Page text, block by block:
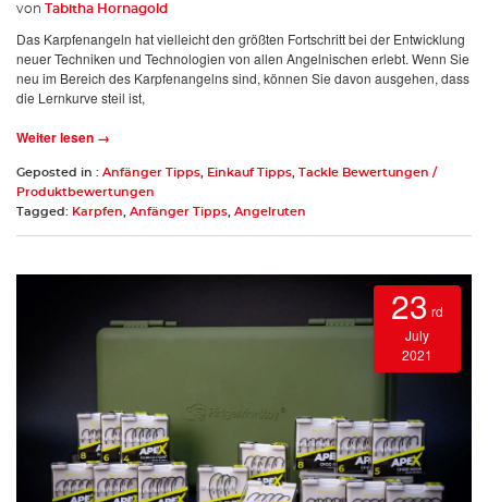
von Tabitha Hornagold
Das Karpfenangeln hat vielleicht den größten Fortschritt bei der Entwicklung
neuer Techniken und Technologien von allen Angelnischen erlebt. Wenn Sie
neu im Bereich des Karpfenangelns sind, können Sie davon ausgehen, dass
die Lernkurve steil ist,
Weiter lesen →
Geposted in : Anfänger Tipps Einkauf Tipps Tackle Bewertungen /
Produktbewertungen
Tagged: Karpfen Anfänger Tipps Angelruten
23 rd
July
2021